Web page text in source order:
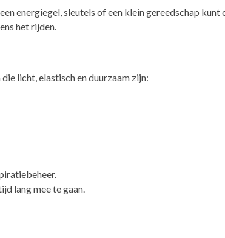
energiegel, sleutels of een klein gereedschap kunt
het rijden.
licht, elastisch en duurzaam zijn:
lang mee te gaan.